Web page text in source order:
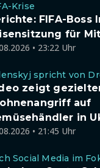
Krise
FIFA-Boss
für
• 23:22 Uhr
spricht von
zeigt
auf
in
• 21:45 Uhr
Social Media im